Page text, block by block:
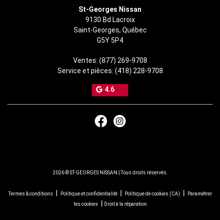
St-Georges Nissan
9130 Bd Lacroix
Saint-Georges, Québec
G5Y 5P4
Ventes: (877) 269-9708
Service et pièces: (418) 228-9708
4.6
2026 © ST-GEORGES NISSAN | Tous droits réservés.
Termes & conditions Politique et confidentialité| Politique de cookies (CA)
Paramétrer
les cookies
Droit à la réparation